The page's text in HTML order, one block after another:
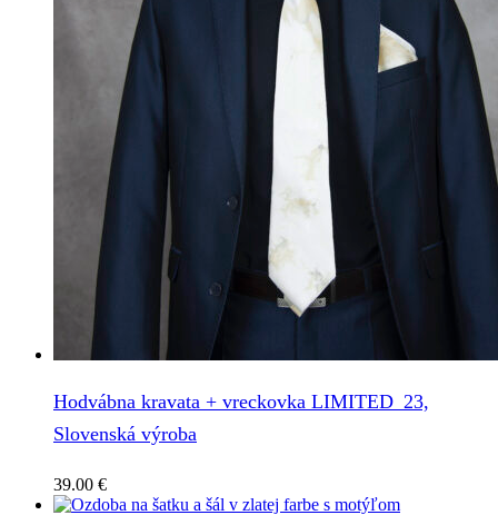
Hodvábna kravata + vreckovka LIMITED_23,
Slovenská výroba
39.00 €